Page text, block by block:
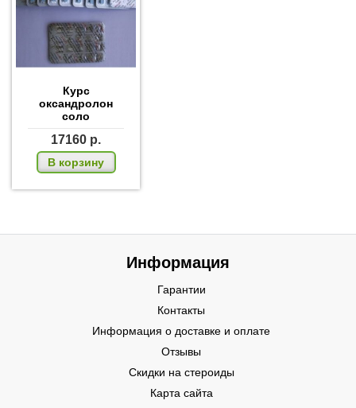
Курс
оксандролон
соло
17160 р.
В корзину
Информация
Гарантии
Контакты
Информация о доставке и оплате
Отзывы
Скидки на стероиды
Карта сайта